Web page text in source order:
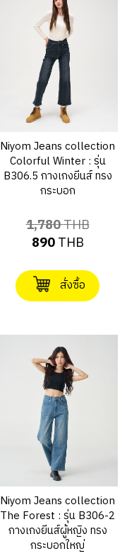
Niyom Jeans collection
Colorful Winter : รุ่น
B306.5 กางเกงยีนส์ ทรง
กระบอก
1,780THB
890THB
สั่งซื้อ
Niyom Jeans collection
The Forest : รุ่น B306-2
กางเกงยีนส์ผู้หญิง ทรง
กระบอกใหญ่